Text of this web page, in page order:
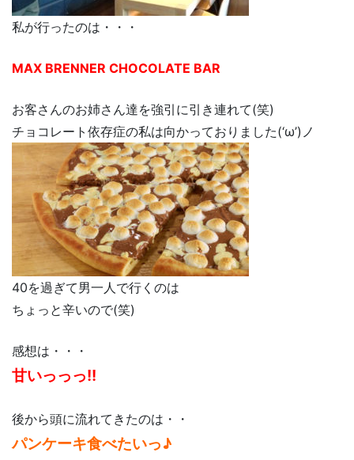
私が行ったのは・・・
MAX BRENNER CHOCOLATE BAR
お客さんのお姉さん達を強引に引き連れて(笑)
チョコレート依存症の私は向かっておりました(‘ω’)ノ
40を過ぎて男一人で行くのは
ちょっと辛いので(笑)
感想は・・・
甘いっっっ!!
後から頭に流れてきたのは・・
パンケーキ食べたいっ♪